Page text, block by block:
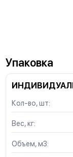
Упаковка
Кол-во, шт:
Вес, кг:
Объем, м3: